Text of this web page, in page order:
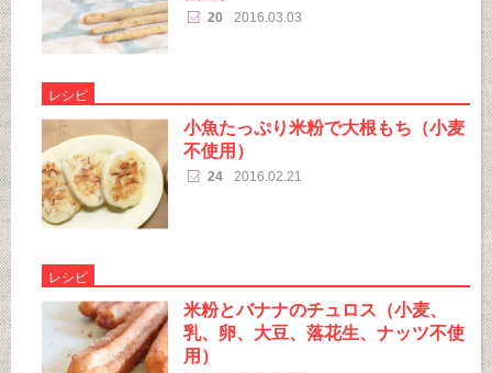
20 2016.03.03
レシピ
小魚たっぷり米粉で大根もち（小麦
不使用）
24 2016.02.21
レシピ
米粉とバナナのチュロス（小麦、
乳、卵、大豆、落花生、ナッツ不使
用）